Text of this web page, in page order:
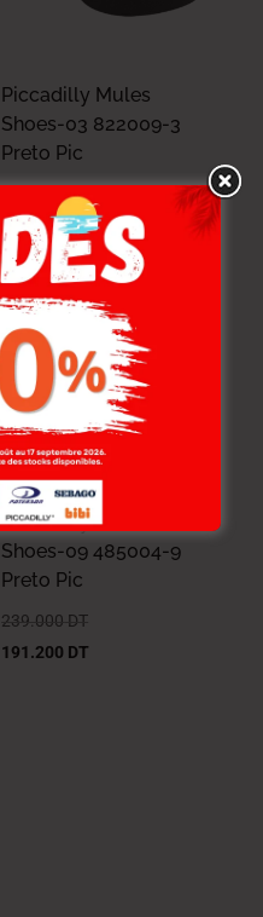
Piccadilly Mules
Shoes-03 822009-3
Preto Pic
DT
183.200DT
-20%
Piccadilly Mules
Shoes-09 485004-9
Preto Pic
239.000 DT
191.200 DT